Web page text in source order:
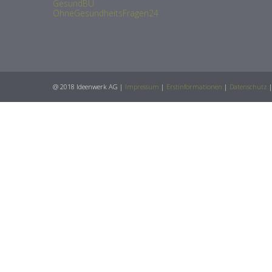
GesundBU
OhneGesundheitsFragen24
@ 2018 Ideenwerk AG | Impressum | Erstinformationen | Datenschutz |